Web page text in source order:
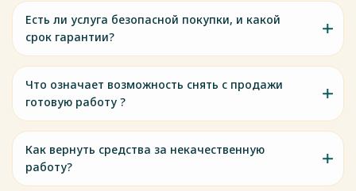
Есть ли услуга безопасной покупки, и какой
срок гарантии?
Что означает возможность снять с продажи
готовую работу ?
Как вернуть средства за некачественную
работу?